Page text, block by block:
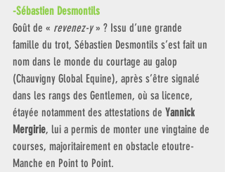
-Sébastien Desmontils
Goût de « revenez-y » ? Issu d’une grande
famille du trot, Sébastien Desmontils s’est fait un
nom dans le monde du courtage au galop
(Chauvigny Global Equine), après s’être signalé
dans les rangs des Gentlemen, où sa licence,
étayée notamment des attestations de Yannick
Mergirie, lui a permis de monter une vingtaine de
courses, majoritairement en obstacle etoutre-
Manche en Point to Point.